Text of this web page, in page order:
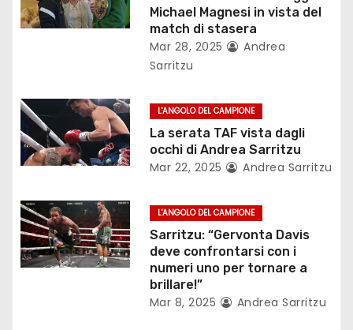
e
r
t
i
o
l
Michael Magnesi in vista del
match di stasera
Mar 28, 2025
Andrea
Sarritzu
L'ANGOLO DEL CAMPIONE
La serata TAF vista dagli
occhi di Andrea Sarritzu
Mar 22, 2025 Andrea Sarritzu
L'ANGOLO DEL CAMPIONE
Sarritzu: “Gervonta Davis
deve confrontarsi con i
numeri uno per tornare a
brillare!”
Mar 8, 2025 Andrea Sarritzu